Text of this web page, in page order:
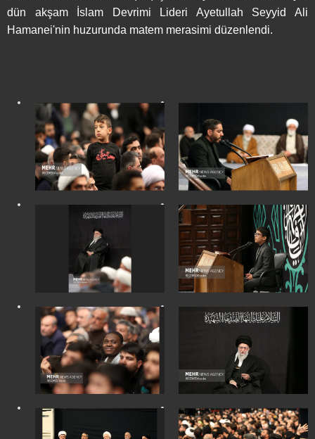
dün akşam İslam Devrimi Lideri Ayetullah Seyyid Ali
Hamanei'nin huzurunda matem merasimi düzenlendi.